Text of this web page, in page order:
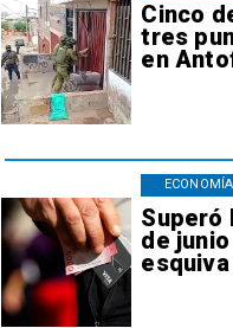
Cinco
tres
en
Superó
de junio
ECONOMÍA